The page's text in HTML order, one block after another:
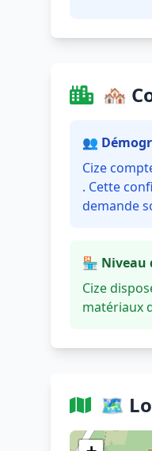
🏘️
👥
Cize
. Cette
demande
🏪 Niveau
Cize
matériaux
🗺️